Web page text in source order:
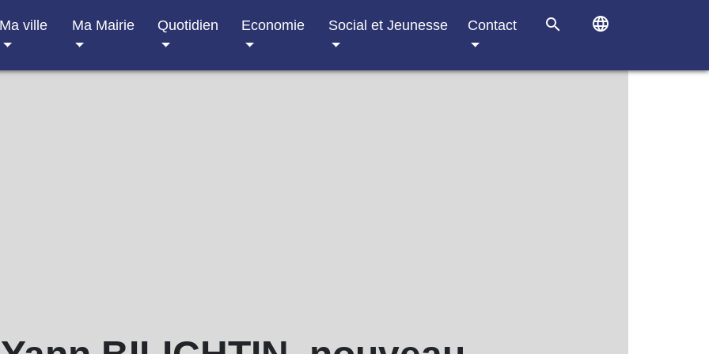
Ma ville Ma Mairie Quotidien Economie Social et Jeunesse Contact search language